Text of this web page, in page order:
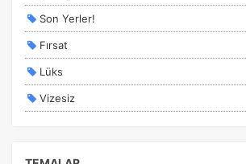
Son Yerler!
Fırsat
Lüks
Vizesiz